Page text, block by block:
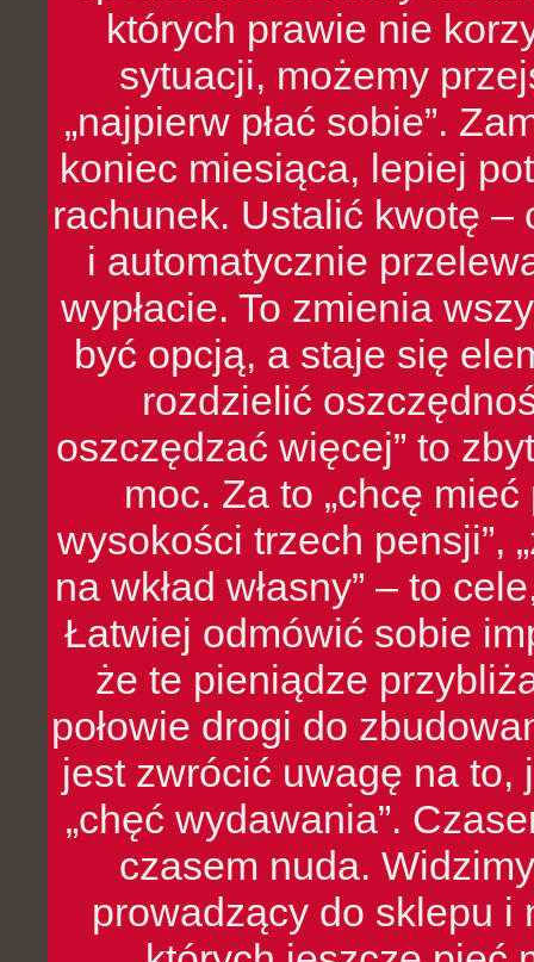
których prawie nie
sytuacji, możemy
„najpierw płać sobie”.
koniec miesiąca, lepiej
rachunek. Ustalić kwotę
i automatycznie
wypłacie. To zmienia
być opcją, a staje się
rozdzielić
oszczędzać więcej” to
moc. Za to „chcę
wysokości trzech pensji”,
na wkład własny” – to
Łatwiej odmówić sobie
że te pieniądze
połowie drogi do
jest zwrócić uwagę na to,
„chęć wydawania”.
czasem nuda.
prowadzący do sklepu i